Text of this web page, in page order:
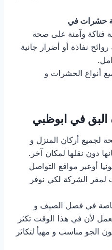
حشرات في
فتاكة وآمنة على صحة
نفاذة أو أضرار جانية
أنواع الحشرات و
البق في ابوظبي
لجميع أركان المنزل و
دون نقلها لمكان آخر.
أوعبر مواقع التواصل
لمقر الشركة لكي نوفر
في فصل الصيف و
لأن في هذا الوقت تكثر
الجو مناسب و مهيأ لتكاثر